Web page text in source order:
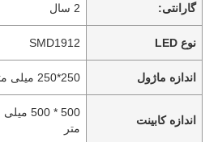
گارانتی: 2 سال
نوع LED SMD1912
اندازه ماژول 250*250 میلی متر
اندازه کابینت
متر